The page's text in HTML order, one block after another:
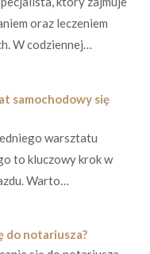
oraz leczeniem
W codziennej…
samochodowy się
warsztatu
to kluczowy krok w
Warto…
do notariusza?